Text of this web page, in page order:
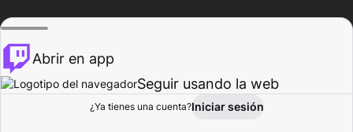
Explorar Actividad
Abrir en app
Seguir usando la web
¿Ya tienes una cuenta?Iniciar sesión